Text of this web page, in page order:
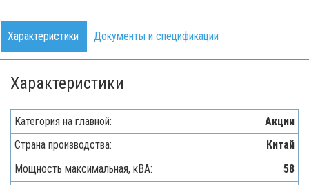
Характеристики Документы и спецификации
Характеристики
Категория на главной:
Акции
Страна производства:
Китай
Мощность максимальная, кВA:
58